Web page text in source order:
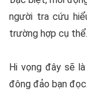
người tra cứu
trường hợp cụ thể.
Hi vọng đây sẽ
đông đảo bạn đọc.